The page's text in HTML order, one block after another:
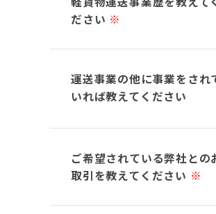
ださい ※
運送事業の他に事業をされ
いれば教えてください
ご希望されている弊社との
取引を教えてください ※